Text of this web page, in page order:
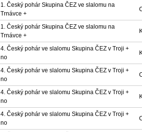
1. Český pohár Skupina ČEZ ve slalomu na
Trnávce +
1. Český pohár Skupina ČEZ ve slalomu na
Trnávce +
4. Český pohár ve slalomu Skupina ČEZ v Troji +
no
4. Český pohár ve slalomu Skupina ČEZ v Troji +
no
4. Český pohár ve slalomu Skupina ČEZ v Troji +
no
4. Český pohár ve slalomu Skupina ČEZ v Troji +
no